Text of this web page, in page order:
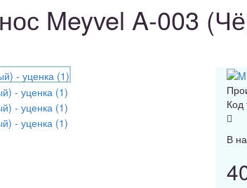
Meyvel A-003
Код
В